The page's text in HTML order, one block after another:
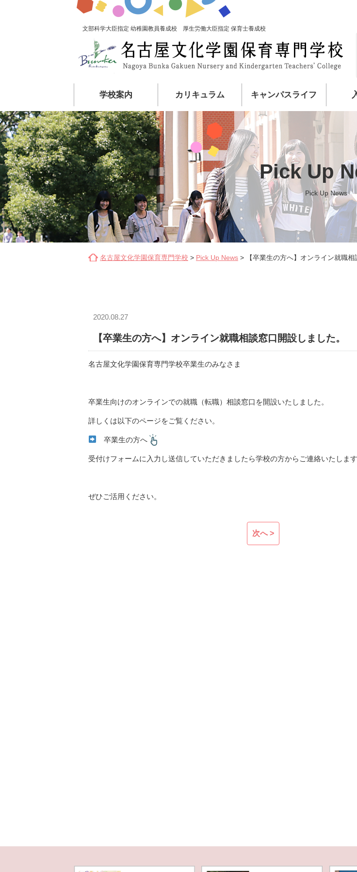
文部科学大臣指定 幼稚園教員養成校 厚生労働大臣指定 保育士養成校
学校案内 カリキュラム キャンパスライフ
Pick Up
Pick Up News
名古屋文化学園保育専門学校 > Pick Up News > 【卒業生の方へ】オンライン就職相
2020.08.27
【卒業生の方へ】オンライン就職相談窓口開設しました。
名古屋文化学園保育専門学校卒業生のみなさま
卒業生向けのオンラインでの就職（転職）相談窓口を開設いたしました。
詳しくは以下のページをご覧ください。
卒業生の方へ
受付けフォームに入力し送信していただきましたら学校の方からご連絡いたします
ぜひご活用ください。
次へ >